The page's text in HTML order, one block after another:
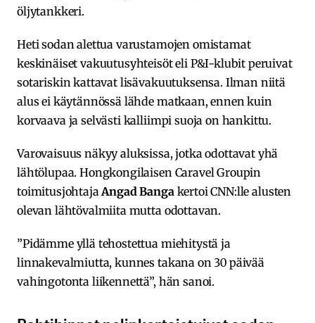
öljytankkeri.
Heti sodan alettua varustamojen omistamat
keskinäiset vakuutusyhteisöt eli P&I-klubit peruivat
sotariskin kattavat lisävakuutuksensa. Ilman niitä
alus ei käytännössä lähde matkaan, ennen kuin
korvaava ja selvästi kalliimpi suoja on hankittu.
Varovaisuus näkyy aluksissa, jotka odottavat yhä
lähtölupaa. Hongkongilaisen Caravel Groupin
toimitusjohtajaAngad Banga kertoi CNN:lle alusten
olevan lähtövalmiita mutta odottavan.
”Pidämme yllä tehostettua miehitystä ja
linnakevalmiutta, kunnes takana on 30 päivää
vahingotonta liikennettä”, hän sanoi.